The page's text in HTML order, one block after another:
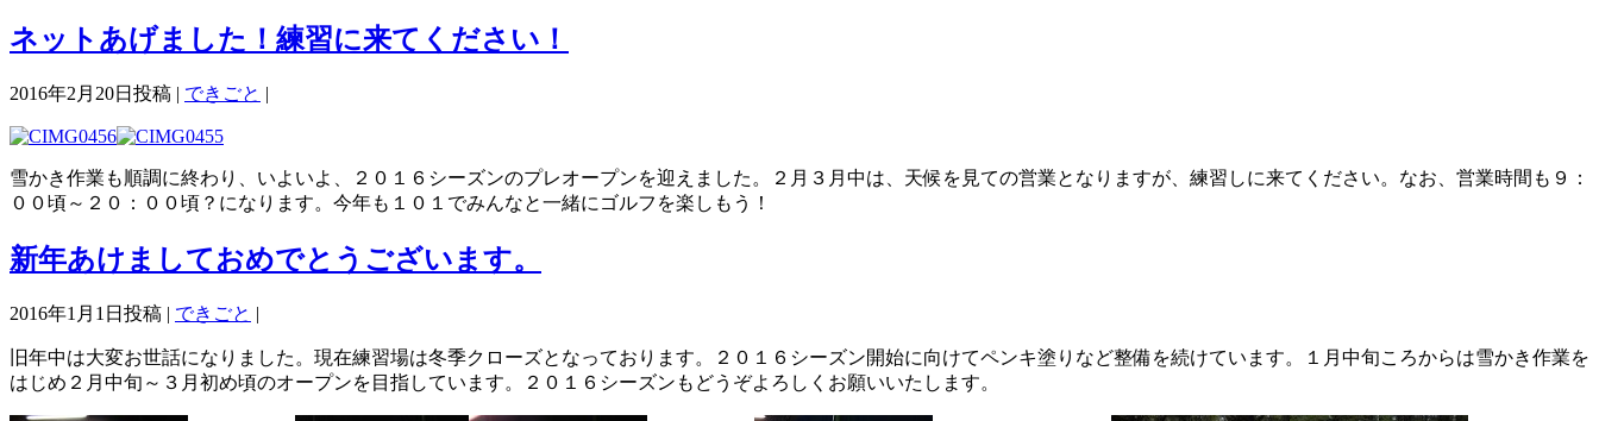
ネットあげました！練習に来てください！
2016年2月20日投稿 | できごと |
雪かき作業も順調に終わり、いよいよ、２０１６シーズンのプレオープンを迎えました。２月３月中は、天候を見ての営業となりますが、練習しに来てください。なお、営業時間も９：
００頃～２０：００頃？になります。今年も１０１でみんなと一緒にゴルフを楽しもう！
新年あけましておめでとうございます。
2016年1月1日投稿 | できごと |
旧年中は大変お世話になりました。現在練習場は冬季クローズとなっております。２０１６シーズン開始に向けてペンキ塗りなど整備を続けています。１月中旬ころからは雪かき作業を
はじめ２月中旬～３月初め頃のオープンを目指しています。２０１６シーズンもどうぞよろしくお願いいたします。